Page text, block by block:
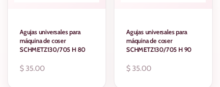
Agujas universales para
máquina de coser
SCHMETZ130/705 H 80
Precio
$ 35.00
Agujas universales para
máquina de coser
SCHMETZ130/705 H 90
Precio
$ 35.00